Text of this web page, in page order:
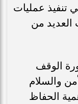
تنفيذ عمليات
من
الوقف
والسلام
الحفاظ